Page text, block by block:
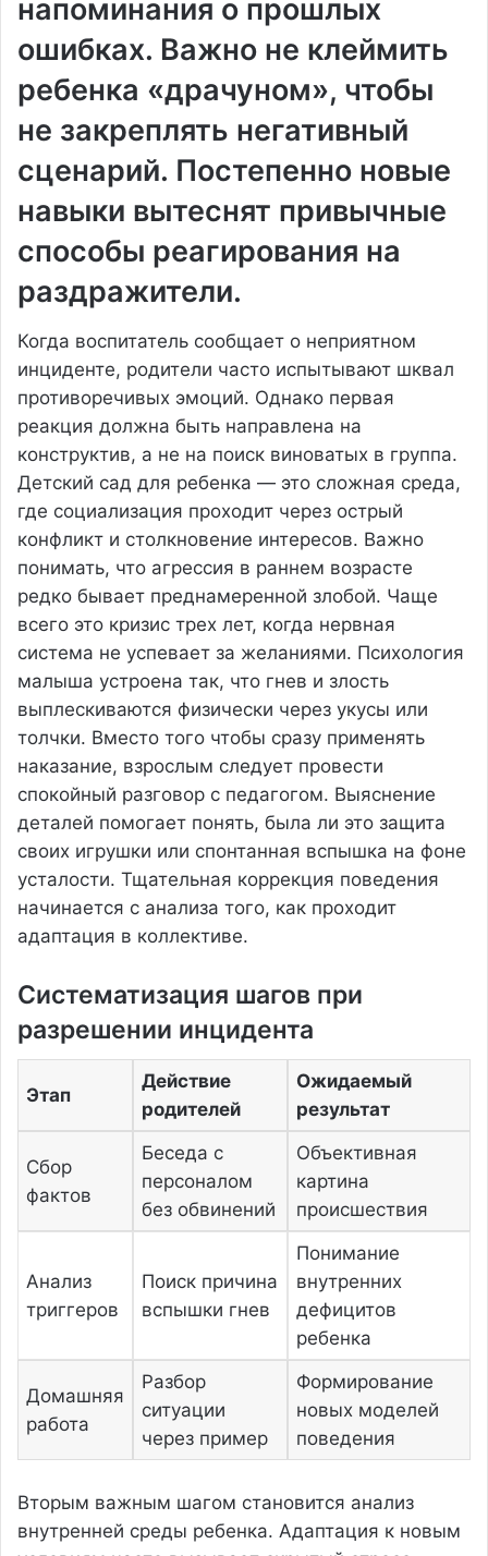
напоминания о прошлых
ошибках. Важно не клеймить
ребенка «драчуном», чтобы
не закреплять негативный
сценарий. Постепенно новые
навыки вытеснят привычные
способы реагирования на
раздражители.
Когда воспитатель сообщает о неприятном
инциденте, родители часто испытывают шквал
противоречивых эмоций. Однако первая
реакция должна быть направлена на
конструктив, а не на поиск виноватых в группа.
Детский сад для ребенка — это сложная среда,
где социализация проходит через острый
конфликт и столкновение интересов. Важно
понимать, что агрессия в раннем возрасте
редко бывает преднамеренной злобой. Чаще
всего это кризис трех лет, когда нервная
система не успевает за желаниями. Психология
малыша устроена так, что гнев и злость
выплескиваются физически через укусы или
толчки. Вместо того чтобы сразу применять
наказание, взрослым следует провести
спокойный разговор с педагогом. Выяснение
деталей помогает понять, была ли это защита
своих игрушки или спонтанная вспышка на фоне
усталости. Тщательная коррекция поведения
начинается с анализа того, как проходит
адаптация в коллективе.
Систематизация шагов при
разрешении инцидента
Этап
Действие
родителей
Ожидаемый
результат
Сбор
фактов
Беседа с
персоналом
без обвинений
Объективная
картина
происшествия
Анализ
триггеров
Поиск причина
вспышки гнев
Понимание
внутренних
дефицитов
ребенка
Домашняя
работа
Разбор
ситуации
через пример
Формирование
новых моделей
поведения
Вторым важным шагом становится анализ
внутренней среды ребенка. Адаптация к новым